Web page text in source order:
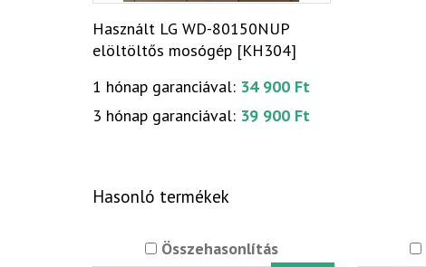
Használt LG WD-80150NUP
elöltöltős mosógép [KH304]
1 hónap garanciával: 34 900 Ft
3 hónap garanciával: 39 900 Ft
Hasonló termékek
Összehasonlítás